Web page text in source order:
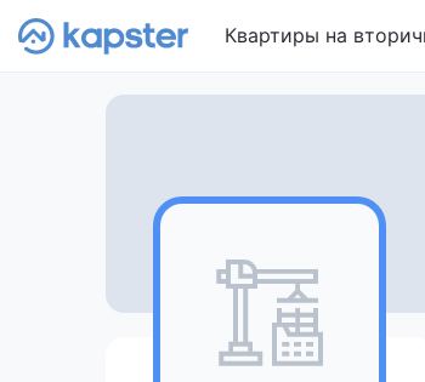
Квартиры на